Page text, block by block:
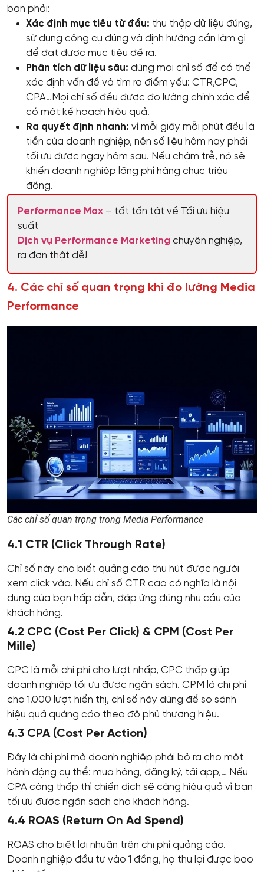
bạn phải:
Xác định mục tiêu từ đầu: thu thập dữ liệu đúng,
sử dụng công cụ đúng và định hướng cần làm gì
để đạt được mục tiêu đề ra.
Phân tích dữ liệu sâu: dùng mọi chỉ số để có thể
xác định vấn đề và tìm ra điểm yếu: CTR,CPC,
CPA…Mọi chỉ số đều được đo lường chính xác để
có một kế hoạch hiệu quả.
Ra quyết định nhanh: vì mỗi giây mỗi phút đều là
tiền của doanh nghiệp, nên số liệu hôm nay phải
tối ưu được ngay hôm sau. Nếu chậm trễ, nó sẽ
khiến doanh nghiệp lãng phí hàng chục triệu
đồng.
Performance Max – tất tần tật về Tối ưu hiệu
suất
Dịch vụ Performance Marketing chuyên nghiệp,
ra đơn thật dễ!
4. Các chỉ số quan trọng khi đo lường Media
Performance
Các chỉ số quan trọng trong Media Performance
4.1 CTR (Click Through Rate)
Chỉ số này cho biết quảng cáo thu hút được người
xem click vào. Nếu chỉ số CTR cao có nghĩa là nội
dung của bạn hấp dẫn, đáp ứng đúng nhu cầu của
khách hàng.
4.2 CPC (Cost Per Click) & CPM (Cost Per
Mille)
CPC là mỗi chi phí cho lượt nhấp, CPC thấp giúp
doanh nghiệp tối ưu được ngân sách. CPM là chi phí
cho 1.000 lượt hiển thị, chỉ số này dùng để so sánh
hiệu quả quảng cáo theo độ phủ thương hiệu.
4.3 CPA (Cost Per Action)
Đây là chi phí mà doanh nghiệp phải bỏ ra cho một
hành động cụ thể: mua hàng, đăng ký, tải app,… Nếu
CPA càng thấp thì chiến dịch sẽ càng hiệu quả vì bạn
tối ưu được ngân sách cho khách hàng.
4.4 ROAS (Return On Ad Spend)
ROAS cho biết lợi nhuận trên chi phí quảng cáo.
Doanh nghiệp đầu tư vào 1 đồng, họ thu lại được bao